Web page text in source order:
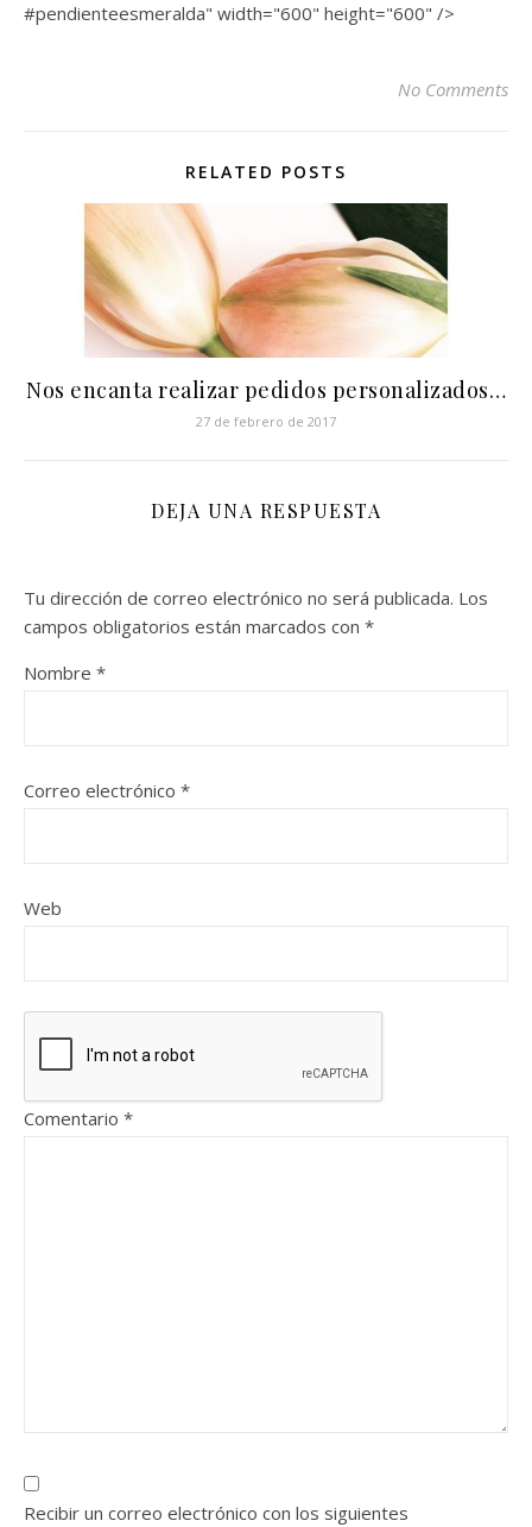
#pendienteesmeralda" width="600" height="600" />
No Comments
RELATED POSTS
Nos encanta realizar pedidos personalizados…
27 de febrero de 2017
DEJA UNA RESPUESTA
Tu dirección de correo electrónico no será publicada. Los
campos obligatorios están marcados con *
Nombre *
Correo electrónico *
Web
Comentario *
Recibir un correo electrónico con los siguientes